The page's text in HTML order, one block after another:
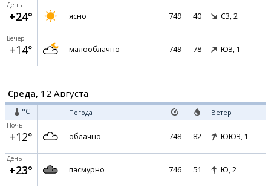
День
+24° ясно 749 40 СЗ, 2
Вечер
+14° малооблачно 749 78 ЮЗ, 1
Среда, 12 Августа
°C Погода Ветер
Ночь
+12° облачно 748 82 ЮЮЗ, 1
День
+23° пасмурно 746 51 Ю, 2